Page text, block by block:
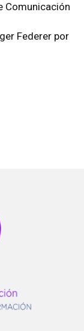
Comunicación
Federer por